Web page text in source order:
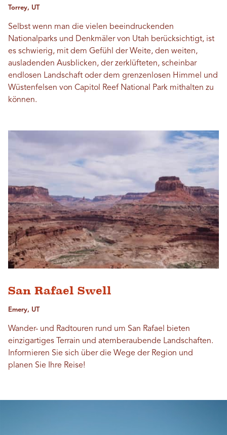
Torrey, UT
Selbst wenn man die vielen beeindruckenden
Nationalparks und Denkmäler von Utah berücksichtigt, ist
es schwierig, mit dem Gefühl der Weite, den weiten,
ausladenden Ausblicken, der zerklüfteten, scheinbar
endlosen Landschaft oder dem grenzenlosen Himmel und
Wüstenfelsen von Capitol Reef National Park mithalten zu
können.
San Rafael Swell
Emery, UT
Wander- und Radtouren rund um San Rafael bieten
einzigartiges Terrain und atemberaubende Landschaften.
Informieren Sie sich über die Wege der Region und
planen Sie Ihre Reise!